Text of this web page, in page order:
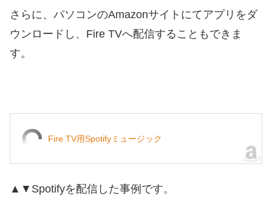
さらに、パソコンのAmazonサイトにてアプリをダ
ウンロードし、Fire TVへ配信することもできま
す。
Fire TV用Spotifyミュージック
▲▼Spotifyを配信した事例です。